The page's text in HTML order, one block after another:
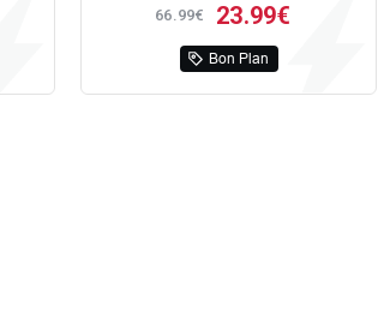
66 99€ 23 99€
Bon Plan